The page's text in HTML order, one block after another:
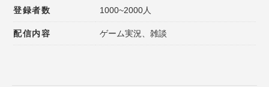
登録者数 1000~2000人
配信内容 ゲーム実況、雑談